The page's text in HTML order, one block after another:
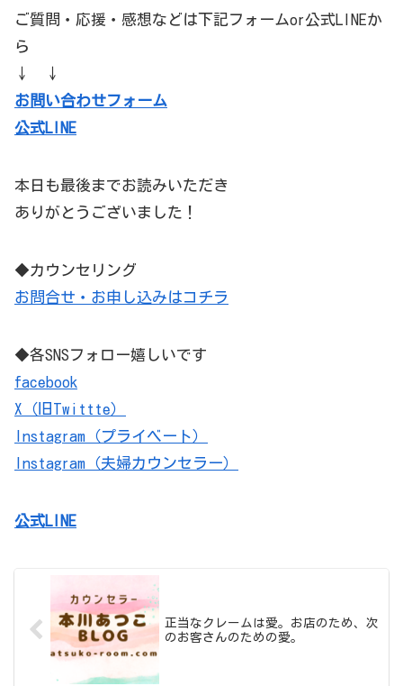
ご質問・応援・感想などは下記フォームor公式LINEか
ら
↓ ↓
お問い合わせフォーム
公式LINE
本日も最後までお読みいただき
ありがとうございました！
◆カウンセリング
お問合せ・お申し込みはコチラ
◆各SNSフォロー嬉しいです
facebook
X（旧Twittte）
Instagram（プライベート）
Instagram（夫婦カウンセラー）
公式LINE
正当なクレームは愛。お店のため、次
のお客さんのための愛。